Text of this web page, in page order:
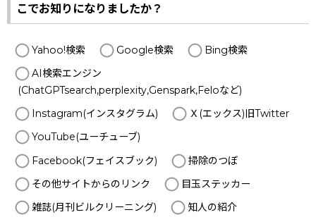
こでお知りになりましたか？
Yahoo!検索 Google検索
Bing検索
AI検索エンジン
(ChatGPTsearch,perplexity,Genspark,Feloなど)
Instagram(インスタグラム)
Ｘ(エックス)旧Twitter
YouTube(ユーチューブ)
Facebook(フェイスブック)
掃除のつぼ
その他サイトからのリンク
目玉ステッカー
雑誌(月刊ビルクリーニング)
知人の紹介